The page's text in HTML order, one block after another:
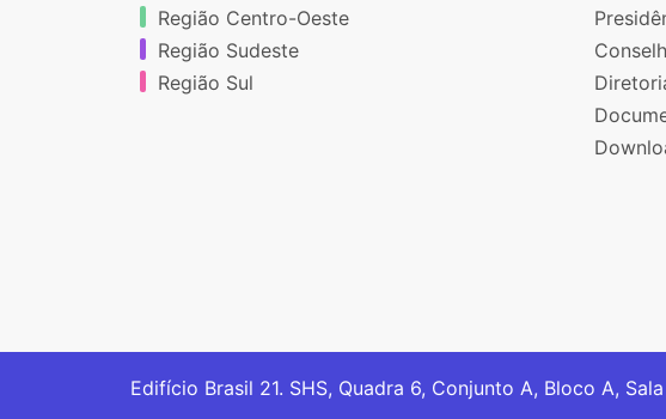
Região Centro-Oeste
Região Sudeste
Região Sul
Edifício Brasil 21. SHS, Quadra 6, Conjunto A, Bloco A,